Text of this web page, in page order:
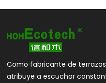
Como fabricante de
atribuye a escuchar